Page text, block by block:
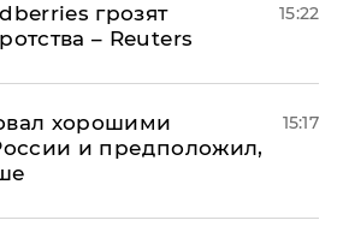
грозят
– Reuters
15:22
хорошими
и предположил,
15:17